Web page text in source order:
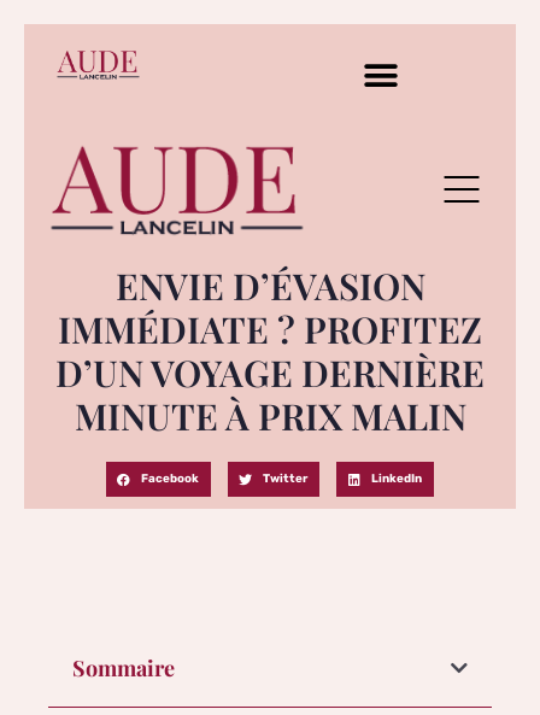
ENVIE D’ÉVASION
IMMÉDIATE ? PROFITEZ
D’UN VOYAGE DERNIÈRE
MINUTE À PRIX MALIN
Facebook Twitter LinkedIn
Sommaire